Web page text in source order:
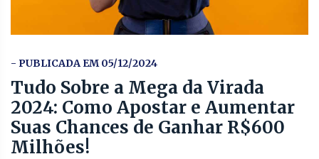
- PUBLICADA EM 05/12/2024
Tudo Sobre a Mega da Virada
2024: Como Apostar e Aumentar
Suas Chances de Ganhar R$600
Milhões!